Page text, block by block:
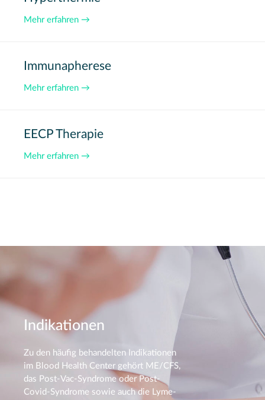
Mehr erfahren →
Immunapherese
Mehr erfahren →
EECP Therapie
Mehr erfahren →
Indikationen
Zu den häufig behandelten Indikationen
im Blood Health Center gehört ME/CFS,
das Post-Vac-Syndrome oder Post-
Covid-Syndrome sowie auch die Lyme-